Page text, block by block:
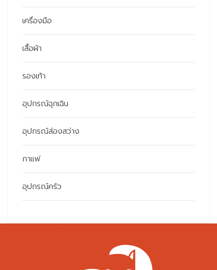
เครื่องมือ
เสื้อผ้า
รองเท้า
อุปกรณ์ฉุกเฉิน
อุปกรณ์ส่องสว่าง
กาแฟ
อุปกรณ์ครัว